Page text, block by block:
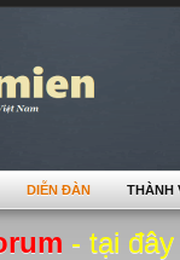
- tại đây
DIỄN ĐÀN THÀNH